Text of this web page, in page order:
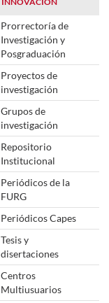
Prorrectoría de
Investigación y
Posgraduación
Proyectos de
investigación
Grupos de
investigación
Repositorio
Institucional
Periódicos de la
FURG
Periódicos Capes
Tesis y
disertaciones
Centros
Multiusuarios